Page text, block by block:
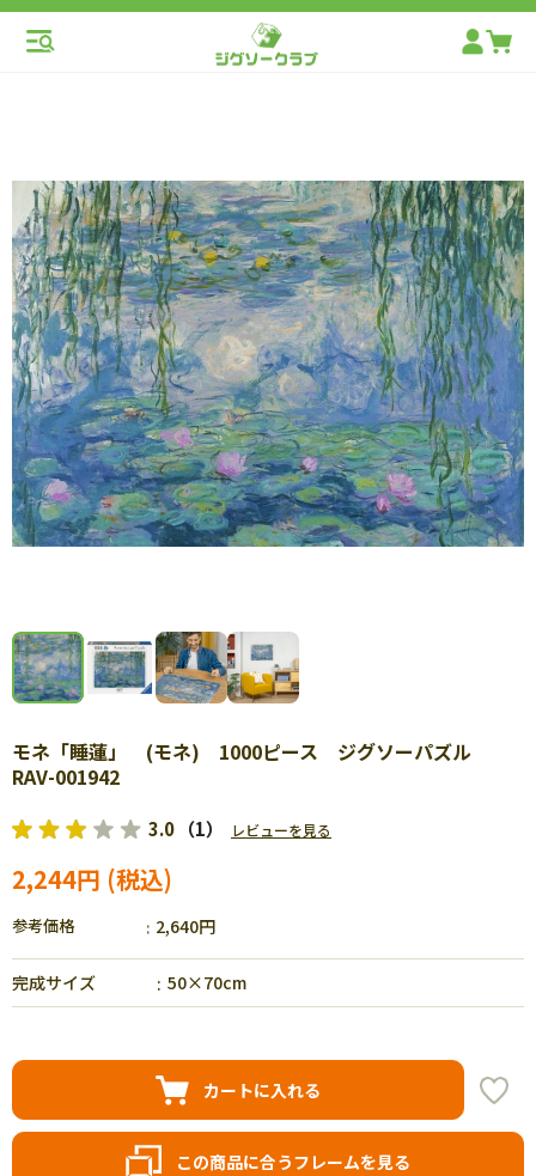
モネ「睡蓮」 (モネ) 1000ピース ジグソーパズル
RAV-001942
3.0 （1） レビューを見る
2,244円
参考価格 2,640円
完成サイズ 50×70cm
カートに入れる
この商品に合うフレームを見る